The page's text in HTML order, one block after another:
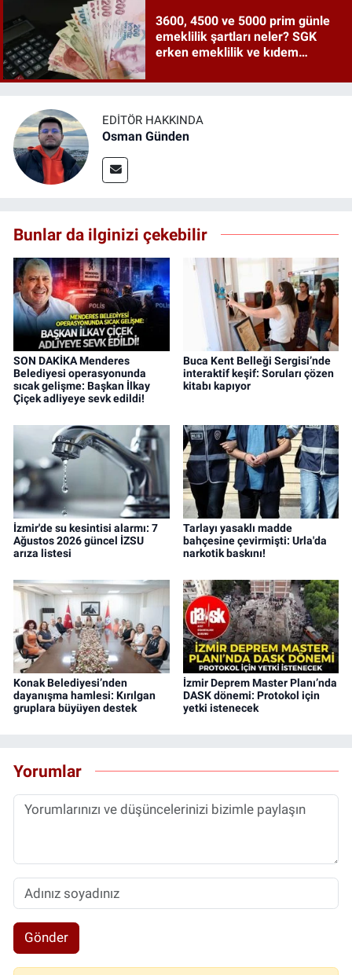
3600, 4500 ve 5000 prim günle
emeklilik şartları neler? SGK
erken emeklilik ve kıdem
EDITÖR HAKKINDA
Osman Günden
Bunlar da ilginizi çekebilir
SON DAKİKA Menderes
Belediyesi operasyonunda
sıcak gelişme: Başkan İlkay
Çiçek adliyeye sevk edildi!
Buca Kent Belleği Sergisi’nde
interaktif keşif: Soruları çözen
kitabı kapıyor
İzmir'de su kesintisi alarmı: 7
Ağustos 2026 güncel İZSU
arıza listesi
Tarlayı yasaklı madde
bahçesine çevirmişti: Urla'da
narkotik baskını!
Konak Belediyesi’nden
dayanışma hamlesi: Kırılgan
gruplara büyüyen destek
İzmir Deprem Master Planı’nda
DASK dönemi: Protokol için
yetki istenecek
Yorumlar
Gönder